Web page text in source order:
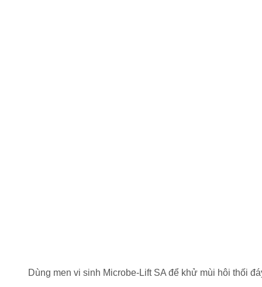
Dùng men vi sinh Microbe-Lift SA để khử mùi hôi thối